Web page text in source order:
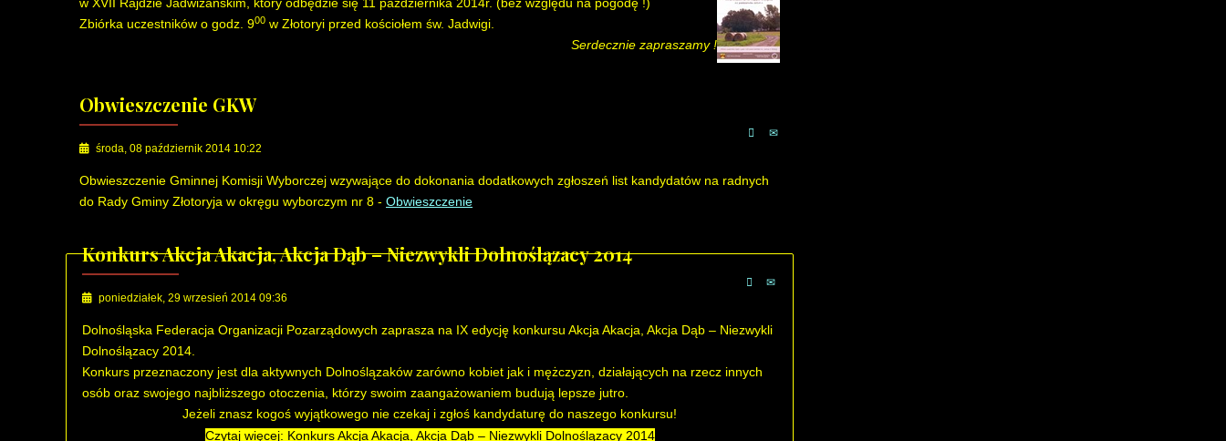
Zbiórka uczestników o godz. 900 w Złotoryi przed kościołem św. Jadwigi.
Serdecznie zapraszamy !
Obwieszczenie GKW
środa, 08 październik 2014 10:22
Obwieszczenie Gminnej Komisji Wyborczej wzywające do dokonania dodatkowych zgłoszeń list kandydatów na radnych
do Rady Gminy Złotoryja w okręgu wyborczym nr 8 - Obwieszczenie
Konkurs Akcja Akacja, Akcja Dąb – Niezwykli Dolnoślązacy 2014
poniedziałek, 29 wrzesień 2014 09:36
Dolnośląska Federacja Organizacji Pozarządowych zaprasza na IX edycję konkursu Akcja Akacja, Akcja Dąb – Niezwykli
Dolnoślązacy 2014.
Konkurs przeznaczony jest dla aktywnych Dolnoślązaków zarówno kobiet jak i mężczyzn, działających na rzecz innych
osób oraz swojego najbliższego otoczenia, którzy swoim zaangażowaniem budują lepsze jutro.
Jeżeli znasz kogoś wyjątkowego nie czekaj i zgłoś kandydaturę do naszego konkursu!
Czytaj więcej: Konkurs Akcja Akacja, Akcja Dąb – Niezwykli Dolnoślązacy 2014